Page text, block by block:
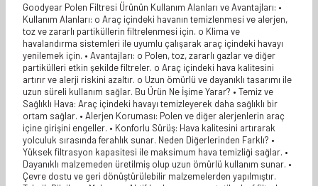
Goodyear Polen Filtresi Ürünün Kullanım Alanları ve Avantajları: •
Kullanım Alanları: o Araç içindeki havanın temizlenmesi ve alerjen,
toz ve zararlı partiküllerin filtrelenmesi için. o Klima ve
havalandırma sistemleri ile uyumlu çalışarak araç içindeki havayı
yenilemek için. • Avantajları: o Polen, toz, zararlı gazlar ve diğer
partikülleri etkin şekilde filtreler. o Araç içindeki hava kalitesini
artırır ve alerji riskini azaltır. o Uzun ömürlü ve dayanıklı tasarımı ile
uzun süreli kullanım sağlar. Bu Ürün Ne İşime Yarar? • Temiz ve
Sağlıklı Hava: Araç içindeki havayı temizleyerek daha sağlıklı bir
ortam sağlar. • Alerjen Koruması: Polen ve diğer alerjenlerin araç
içine girişini engeller. • Konforlu Sürüş: Hava kalitesini artırarak
yolculuk sırasında ferahlık sunar. Neden Diğerlerinden Farklı? •
Yüksek filtrasyon kapasitesi ile maksimum hava temizliği sağlar. •
Dayanıklı malzemeden üretilmiş olup uzun ömürlü kullanım sunar. •
Çevre dostu ve geri dönüştürülebilir malzemelerden yapılmıştır.